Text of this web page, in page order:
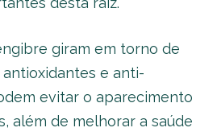
giram em torno de
e anti-
evitar o aparecimento
além de melhorar a saúde